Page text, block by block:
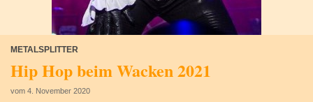
METALSPLITTER
Hip Hop beim Wacken 2021
vom 4. November 2020